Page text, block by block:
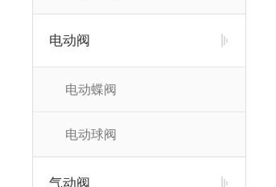
电动阀
电动蝶阀
电动球阀
气动阀